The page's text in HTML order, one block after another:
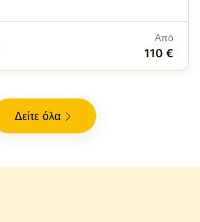
Από
110 €
Δείτε όλα